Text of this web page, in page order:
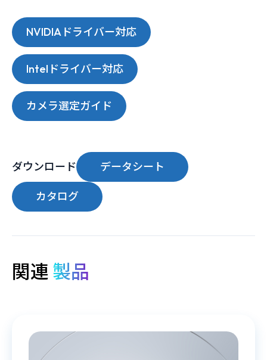
NVIDIAドライバー対応
Intelドライバー対応
カメラ選定ガイド
ダウンロード データシート
カタログ
関連 製品